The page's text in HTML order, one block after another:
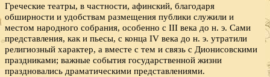
Греческие театры, в частности, афинский, благодаря
обширности и удобствам размещения публики служили и
местом народного собрания, особенно с III века до н. э. Сами
представления, как и пьесы, с конца IV века до н. э. утратили
религиозный характер, а вместе с тем и связь с Дионисовскими
праздниками; важные события государственной жизни
праздновались драматическими представлениями.